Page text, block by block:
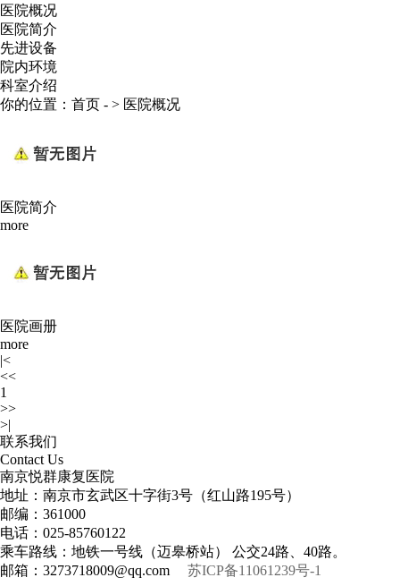
医院概况
医院简介
先进设备
院内环境
科室介绍
你的位置： 首页 - > 医院概况
医院简介
more
医院画册
more
|<
<<
1
>>
>|
联系我们
Contact Us
南京悦群康复医院
地址：南京市玄武区十字街3号（红山路195号）
邮编：361000
电话：025-85760122
乘车路线：地铁一号线（迈皋桥站） 公交24路、40路。
邮箱：3273718009@qq.com 苏ICP备11061239号-1